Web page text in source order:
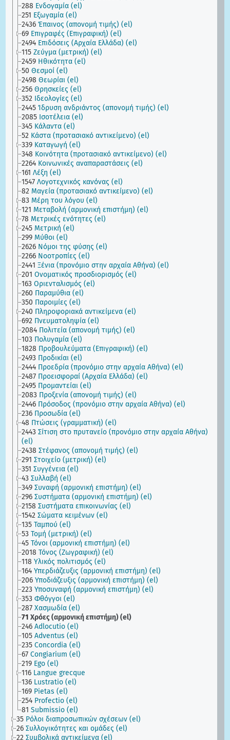
288 Ενδογαμία (el)
251 Εξωγαμία (el)
2436 Έπαινος (απονομή τιμής) (el)
69 Επιγραφές (Επιγραφική) (el)
2494 Επιδόσεις (Αρχαία Ελλάδα) (el)
115 Ζεύγμα (μετρική) (el)
2459 Ηθικότητα (el)
50 Θεσμοί (el)
2498 Θεωρίαι (el)
256 Θρησκείες (el)
352 Ιδεολογίες (el)
2445 Ίδρυση ανδριάντος (απονομή τιμής) (el)
2085 Ισοτέλεια (el)
345 Κάλαντα (el)
52 Κάστα (προτασιακό αντικείμενο) (el)
339 Καταγωγή (el)
348 Κοινότητα (προτασιακό αντικείμενο) (el)
2264 Κοινωνικές αναπαραστάσεις (el)
161 Λέξη (el)
1547 Λογοτεχνικός κανόνας (el)
82 Μαγεία (προτασιακό αντικείμενο) (el)
83 Μέρη του λόγου (el)
121 Μεταβολή (αρμονική επιστήμη) (el)
78 Μετρικές ενότητες (el)
245 Μετρική (el)
299 Μύθοι (el)
2626 Νόμοι της φύσης (el)
2266 Νοοτροπίες (el)
2441 Ξένια (προνόμιο στην αρχαία Αθήνα) (el)
201 Ονοματικός προσδιορισμός (el)
163 Οριενταλισμός (el)
260 Παραμύθια (el)
350 Παροιμίες (el)
240 Πληροφοριακά αντικείμενα (el)
692 Πνευματοληψία (el)
2084 Πολιτεία (απονομή τιμής) (el)
103 Πολυγαμία (el)
1828 Προβουλεύματα (Επιγραφική) (el)
2493 Προδικίαι (el)
2444 Προεδρία (προνόμιο στην αρχαία Αθήνα) (el)
2487 Προεισφοραί (Αρχαία Ελλάδα) (el)
2495 Προμαντείαι (el)
2083 Προξενία (απονομή τιμής) (el)
2446 Πρόσοδος (προνόμιο στην αρχαία Αθήνα) (el)
236 Προσωδία (el)
48 Πτώσεις (γραμματική) (el)
2443 Σίτιση στο πρυτανείο (προνόμιο στην αρχαία Αθήνα)
(el)
2438 Στέφανος (απονομή τιμής) (el)
291 Στοιχείο (μετρική) (el)
351 Συγγένεια (el)
43 Συλλαβή (el)
349 Συναφή (αρμονική επιστήμη) (el)
296 Συστήματα (αρμονική επιστήμη) (el)
2158 Συστήματα επικοινωνίας (el)
1542 Σώματα κειμένων (el)
135 Ταμπού (el)
53 Τομή (μετρική) (el)
45 Τόνοι (αρμονική επιστήμη) (el)
2018 Τόνος (Ζωγραφική) (el)
118 Υλικός πολιτισμός (el)
164 Υπερδιάζευξις (αρμονική επιστήμη) (el)
206 Υποδιάζευξις (αρμονική επιστήμη) (el)
223 Υποσυναφή (αρμονική επιστήμη) (el)
353 Φθόγγοι (el)
287 Χασμωδία (el)
71 Χρόες (αρμονική επιστήμη) (el)
246 Adlocutio (el)
105 Adventus (el)
235 Concordia (el)
67 Congiarium (el)
219 Ego (el)
116 Langue grecque
136 Lustratio (el)
169 Pietas (el)
254 Profectio (el)
81 Submissio (el)
35 Ρόλοι διαπροσωπικών σχέσεων (el)
26 Συλλογικότητες και ομάδες (el)
22 Συμβολικά αντικείμενα (el)